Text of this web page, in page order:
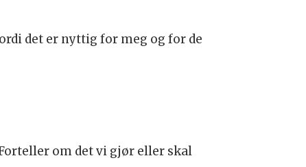
det er nyttig for meg og for de
om det vi gjør eller skal